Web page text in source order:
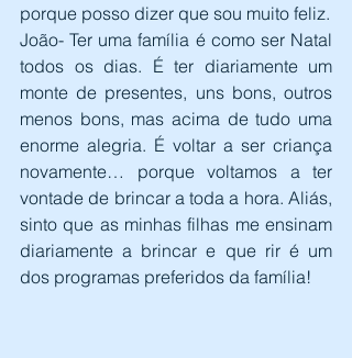
porque posso dizer que sou muito feliz.
João- Ter uma família é como ser Natal
todos os dias. É ter diariamente um
monte de presentes, uns bons, outros
menos bons, mas acima de tudo uma
enorme alegria. É voltar a ser criança
novamente… porque voltamos a ter
vontade de brincar a toda a hora. Aliás,
sinto que as minhas filhas me ensinam
diariamente a brincar e que rir é um
dos programas preferidos da família!